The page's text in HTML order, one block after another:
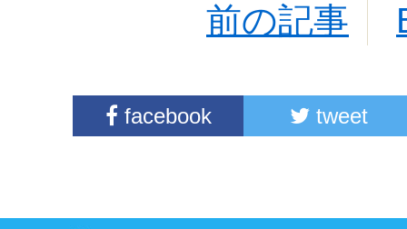
前の記事
facebook tweet